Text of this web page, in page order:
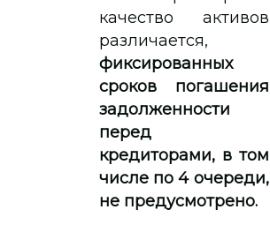
качество активов
различается,
фиксированных
сроков погашения
задолженности
перед
кредиторами, в том
числе по 4 очереди,
не предусмотрено.